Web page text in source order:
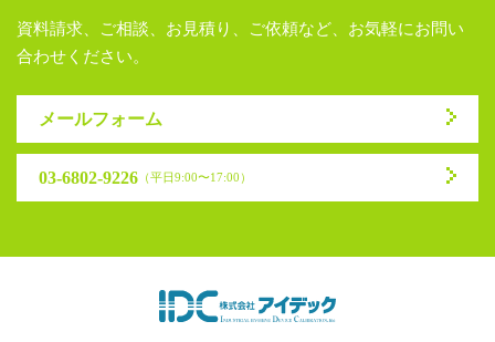
資料請求、ご相談、お見積り、ご依頼など、お気軽にお問い
合わせください。
メールフォーム
03-6802-9226 （平日9:00〜17:00）